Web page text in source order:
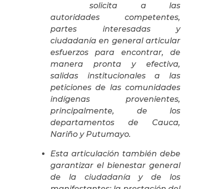
solicita a las
autoridades competentes,
partes interesadas y
ciudadanía en general articular
esfuerzos para encontrar, de
manera pronta y efectiva,
salidas institucionales a las
peticiones de las comunidades
indígenas provenientes,
principalmente, de los
departamentos de Cauca,
Nariño y Putumayo.
Esta articulación también debe
garantizar el bienestar general
de la ciudadanía y de los